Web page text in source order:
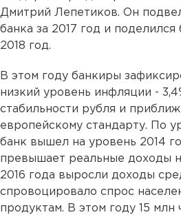
Дмитрий Лепетиков. Он
банка за 2017 год и поделился
2018 год.
В этом году банкиры
низкий уровень инфляции -
стабильности рубля и
европейскому стандарту. По
банк вышел на уровень 2014
превышает реальные доходы
2016 года выросли доходы
спровоцировало спрос
продуктам. В этом году 15 млн